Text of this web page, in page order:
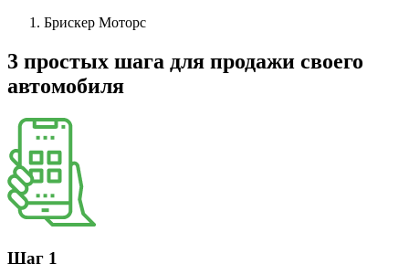
Брискер Моторс
3 простых шага для продажи своего
автомобиля
Шаг 1